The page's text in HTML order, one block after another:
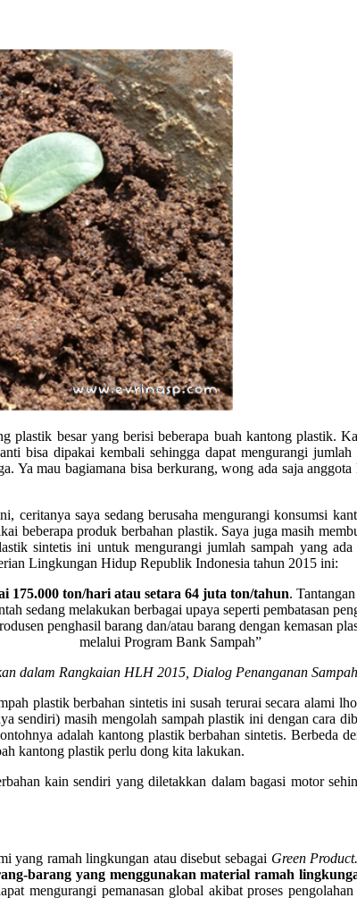
plastik besar yang berisi beberapa buah kantong plastik.
bisa dipakai kembali sehingga dapat mengurangi
Ya mau bagiamana bisa berkurang, wong ada saja
ceritanya saya sedang berusaha mengurangi konsumsi
beberapa produk berbahan plastik. Saya juga masih
sintetis ini untuk mengurangi jumlah sampah yang
Lingkungan Hidup Republik Indonesia tahun 2015 ini:
175.000 ton/hari atau setara 64 juta ton/tahun.
sedang melakukan berbagai upaya seperti pembatasan
penghasil barang dan/atau barang dengan kemasan
melalui Program Bank Sampah”
dalam Rangkaian HLH 2015, Dialog Penanganan
plastik berbahan sintetis ini susah terurai secara alami
sendiri) masih mengolah sampah plastik ini dengan cara
adalah kantong plastik berbahan sintetis. Berbeda
kantong plastik perlu dong kita lakukan.
kain sendiri yang diletakkan dalam bagasi motor
yang ramah lingkungan atau disebut sebagai Green Product.
barang yang menggunakan material ramah
mengurangi pemanasan global akibat proses